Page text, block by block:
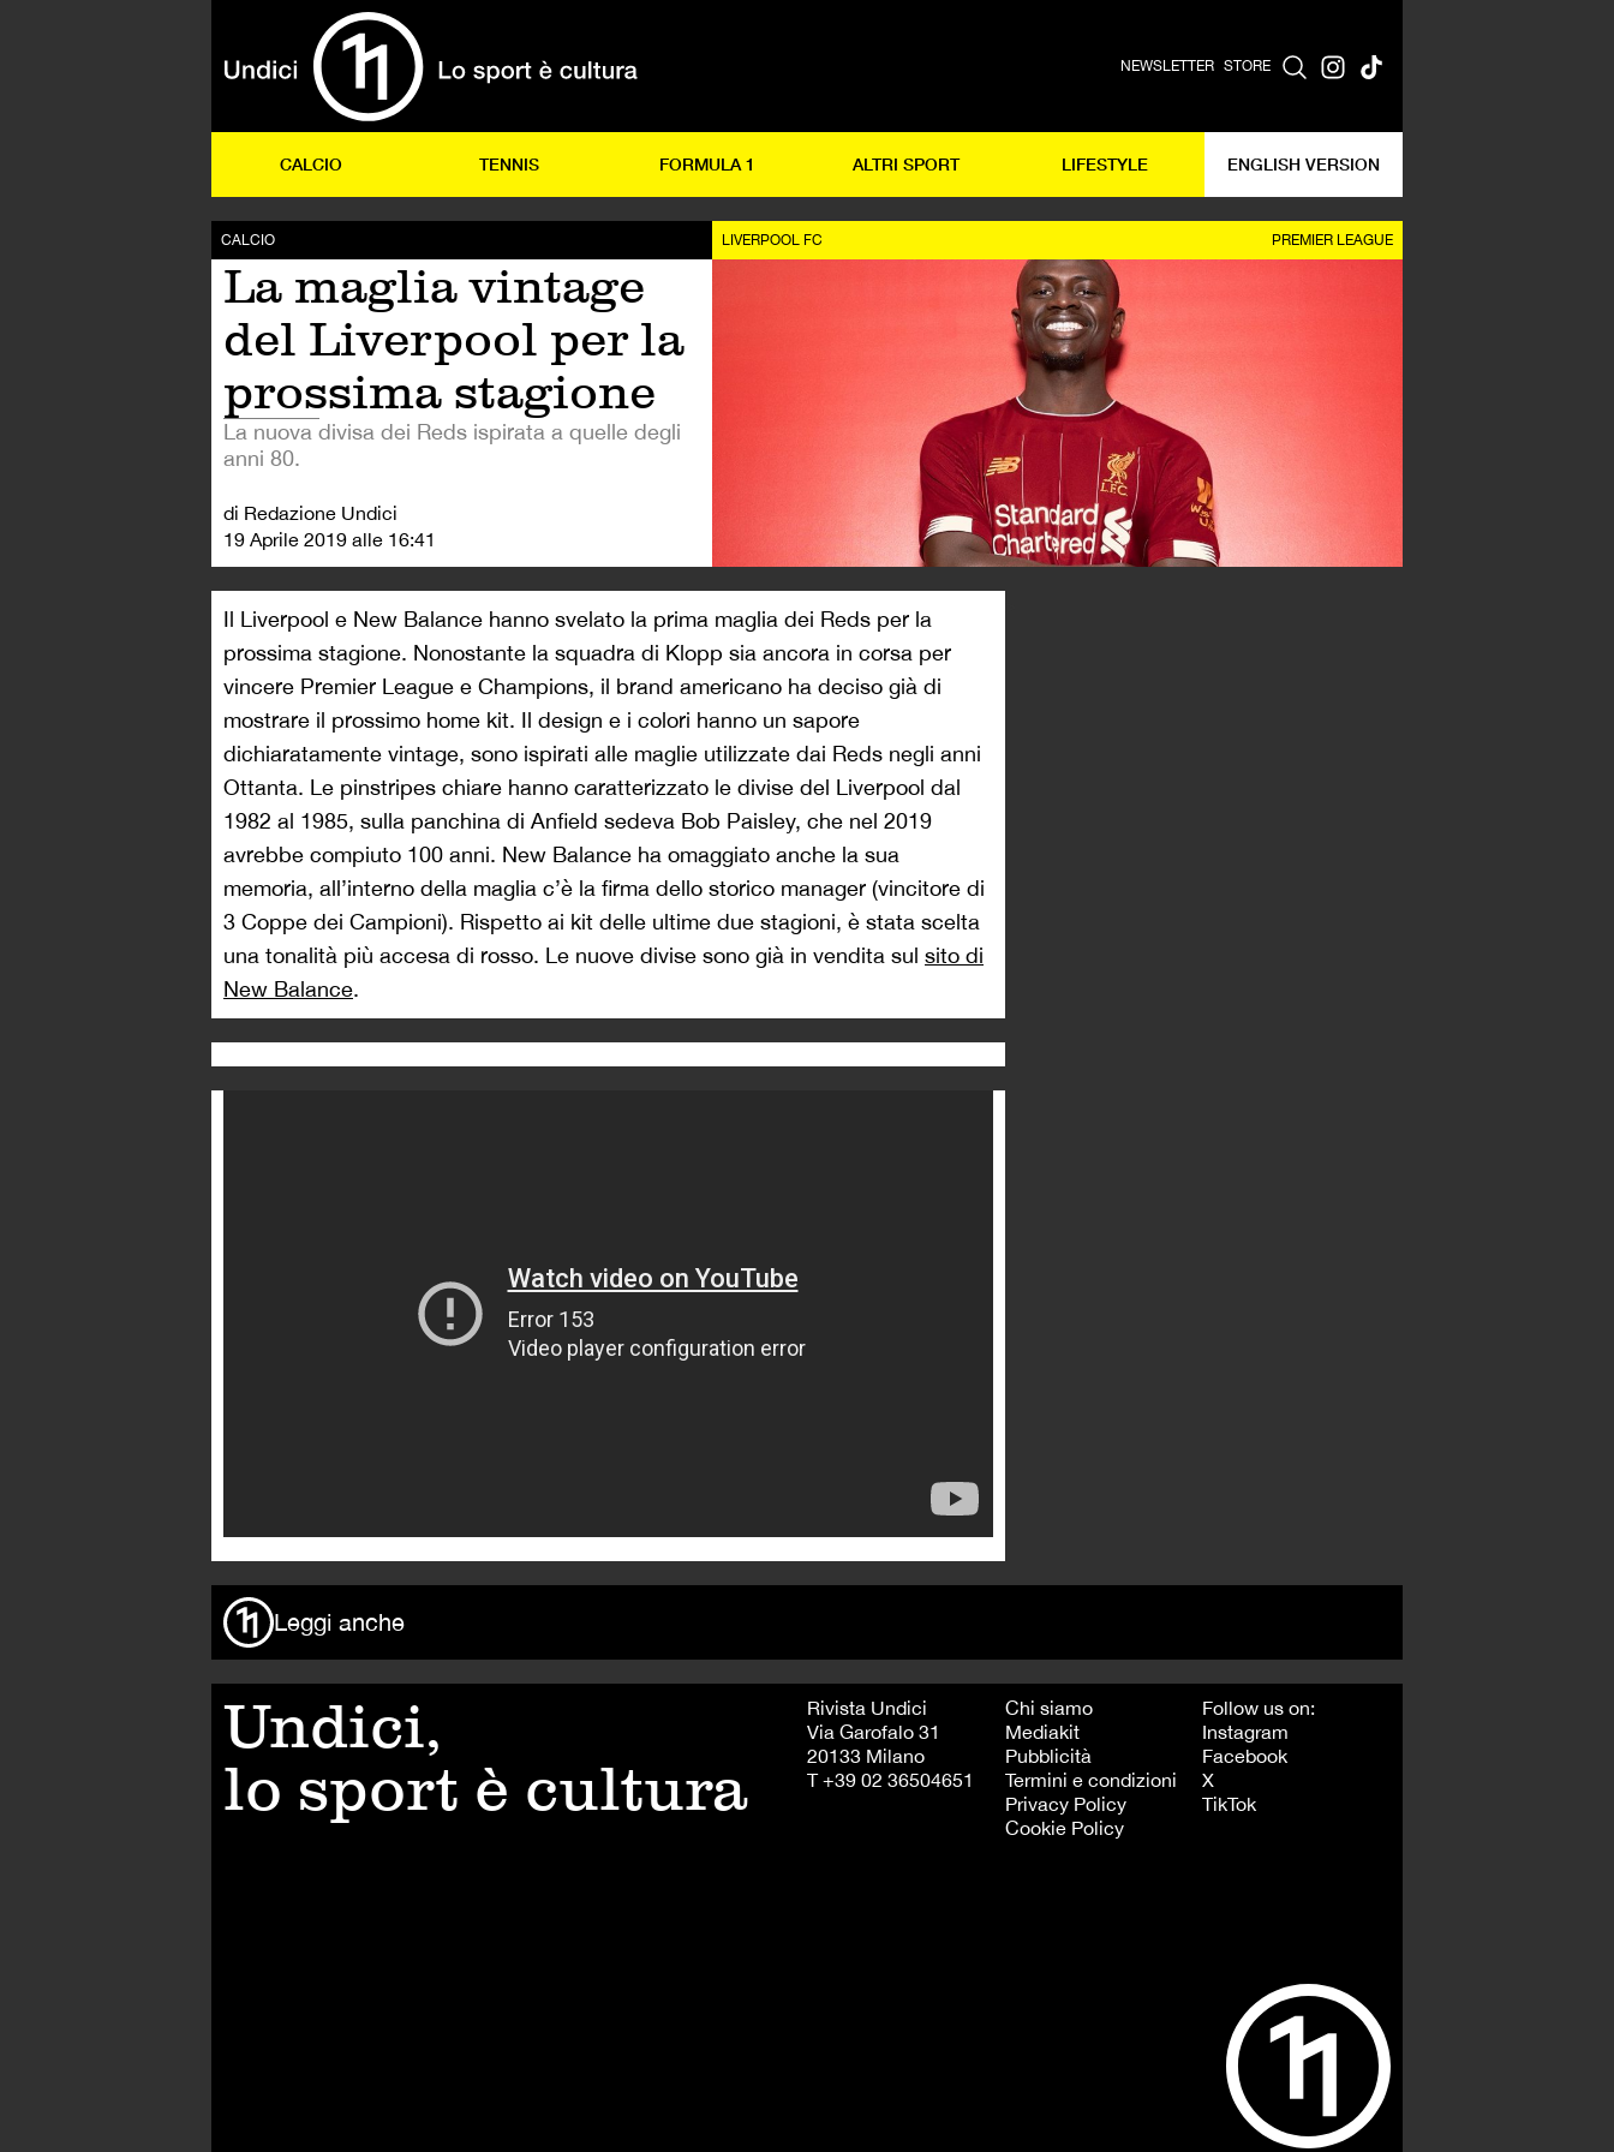
NEWSLETTER STORE
CALCIO TENNIS FORMULA 1 ALTRI SPORT LIFESTYLE ENGLISH VERSION
CALCIO
La maglia vintage
del Liverpool per la
prossima stagione
La nuova divisa dei Reds ispirata a quelle degli
anni 80.
di Redazione Undici
19 Aprile 2019 alle 16:41
LIVERPOOL FC PREMIER LEAGUE
Il Liverpool e New Balance hanno svelato la prima maglia dei Reds per la
prossima stagione. Nonostante la squadra di Klopp sia ancora in corsa per
vincere Premier League e Champions, il brand americano ha deciso già di
mostrare il prossimo home kit. Il design e i colori hanno un sapore
dichiaratamente vintage, sono ispirati alle maglie utilizzate dai Reds negli anni
Ottanta. Le pinstripes chiare hanno caratterizzato le divise del Liverpool dal
1982 al 1985, sulla panchina di Anfield sedeva Bob Paisley, che nel 2019
avrebbe compiuto 100 anni. New Balance ha omaggiato anche la sua
memoria, all’interno della maglia c’è la firma dello storico manager (vincitore di
3 Coppe dei Campioni). Rispetto ai kit delle ultime due stagioni, è stata scelta
una tonalità più accesa di rosso. Le nuove divise sono già in vendita sul sito di
New Balance.
Leggi anche
Undici,
lo sport è cultura
Rivista Undici
Via Garofalo 31
20133 Milano
T +39 02 36504651
Chi siamo
Mediakit
Pubblicità
Termini e condizioni
Privacy Policy
Cookie Policy
Follow us on:
Instagram
Facebook
X
TikTok